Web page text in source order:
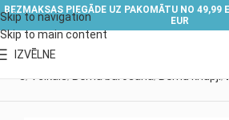
Skip to navigation
Skip to main content
BEZMAKSAS PIEGĀDE UZ PAKOMĀTU NO 49,99
EUR
IZVĒLNE